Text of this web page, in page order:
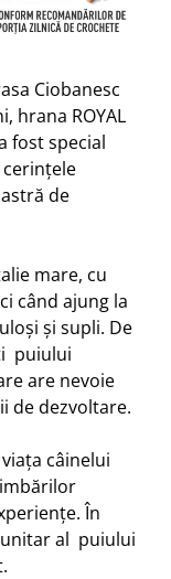
Ciobanesc
hrana ROYAL
fost special
de
mare, cu
când ajung la
și supli. De
puiului
are nevoie
de dezvoltare.
câinelui
În
al puiului